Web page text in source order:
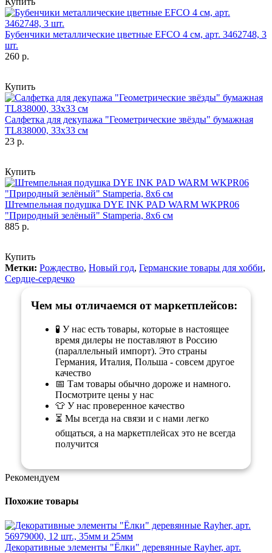
Бубенчики металлические цветные EFCO 4 см, арт. 3462748, 3
шт.
260 р.
Купить
Салфетка для декупажа "Геометрические звёзды" бумажная
TL838000, 33х33 см
23 р.
Купить
Штемпельная подушка DYE INK PAD WARM WKPR06
"Природный зелёный" Stamperia, 8х6 см
885 р.
Купить
Метки: Рождество, Новый год, Германские товары для хобби,
Сердце-сердечко
Чем мы отличаемся от маркетплейсов:
🧪 У нас есть товары, которые в настоящее
время дилеры не поставляют в Россию
(параллельный импорт). Это страны
Германия, Италия, Польша - совсем другое
качество
📅 Там товары обычно дороже и намного.
Посмотрите цены у нас
👕 У нас проверенное качество
⏳ Мы всегда на связи и с нами легко
общаться, а на маркетплейсах это не всегда
получится
Рекомендуем
Похожие товары
Декоративные элементы "Ёлки" деревянные Rayher, арт.